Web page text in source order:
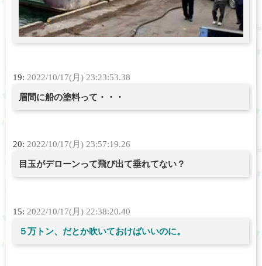
19: 2022/10/17(月) 23:23:53.38
眉間に船の塗料って・・・
20: 2022/10/17(月) 23:57:19.26
目玉がデローンって飛び出て垂れてない？
15: 2022/10/17(月) 22:38:20.40
５万トン、だとか吹いておけばいいのに。